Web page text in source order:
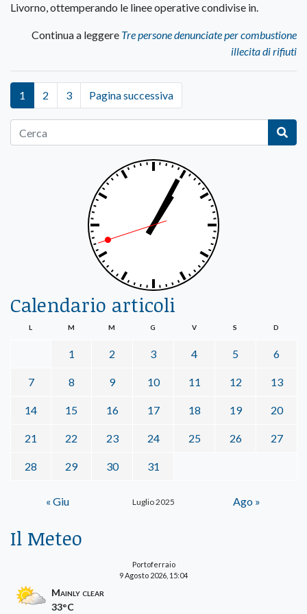
Livorno, ottemperando le linee operative condivise in.
Continua a leggere Tre persone denunciate per combustione
illecita di rifiuti
1 2 3 Pagina successiva
Calendario articoli
Luglio 2025
L M M G V S D
1 2 3 4 5 6
7 8 9 10 11 12 13
14 15 16 17 18 19 20
21 22 23 24 25 26 27
28 29 30 31
« Giu Ago »
Il Meteo
Portoferraio
9 Agosto 2026, 15:04
Mainly clear
33°C